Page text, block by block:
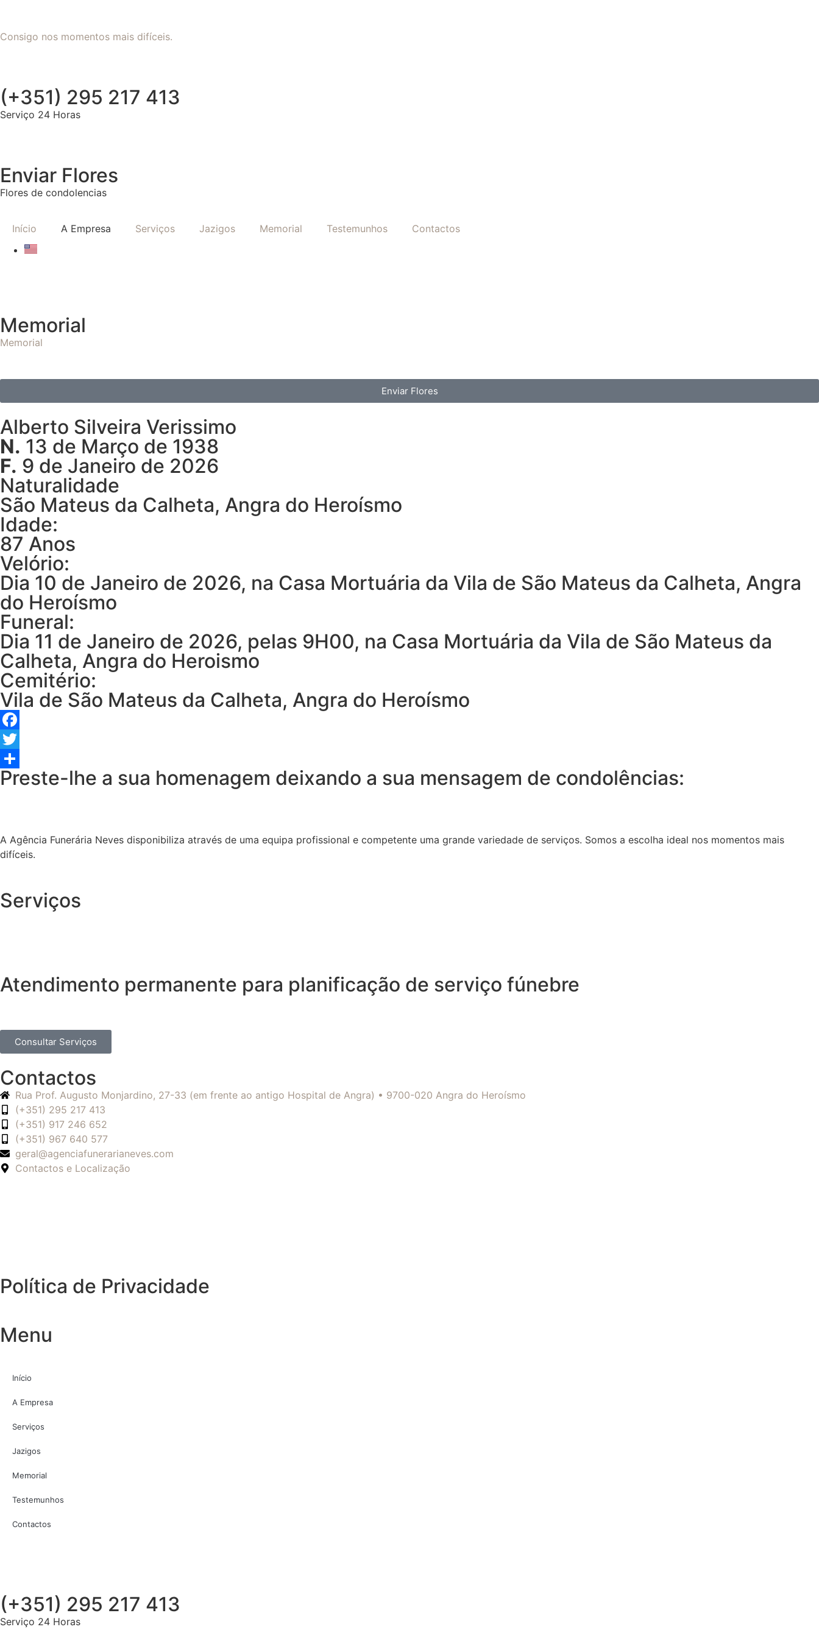
Consigo nos momentos mais difíceis.
(+351) 295 217 413
Serviço 24 Horas
Enviar Flores
Flores de condolencias
Início A Empresa Serviços Jazigos Memorial Testemunhos Contactos
Memorial
Memorial
Enviar Flores
Alberto Silveira Verissimo
N. 13 de Março de 1938
F. 9 de Janeiro de 2026
Naturalidade
São Mateus da Calheta, Angra do Heroísmo
Idade:
87 Anos
Velório:
Dia 10 de Janeiro de 2026, na Casa Mortuária da Vila de São Mateus da Calheta, Angra
do Heroísmo
Funeral:
Dia 11 de Janeiro de 2026, pelas 9H00, na Casa Mortuária da Vila de São Mateus da
Calheta, Angra do Heroismo
Cemitério:
Vila de São Mateus da Calheta, Angra do Heroísmo
Facebook
Twitter
Share
Preste-lhe a sua homenagem deixando a sua mensagem de condolências:
A Agência Funerária Neves disponibiliza através de uma equipa profissional e competente uma grande variedade de serviços. Somos a escolha ideal nos momentos mais
difíceis.
Serviços
Atendimento permanente para planificação de serviço fúnebre
Consultar Serviços
Contactos
Rua Prof. Augusto Monjardino, 27-33 (em frente ao antigo Hospital de Angra) • 9700-020 Angra do Heroísmo
(+351) 295 217 413
(+351) 917 246 652
(+351) 967 640 577
geral@agenciafunerarianeves.com
Contactos e Localização
Política de Privacidade
Menu
Início
A Empresa
Serviços
Jazigos
Memorial
Testemunhos
Contactos
(+351) 295 217 413
Serviço 24 Horas